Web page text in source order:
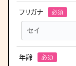
フリガナ
年齢